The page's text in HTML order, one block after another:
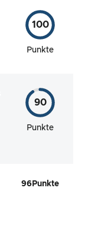
100
Punkte
90
Punkte
96 Punkte